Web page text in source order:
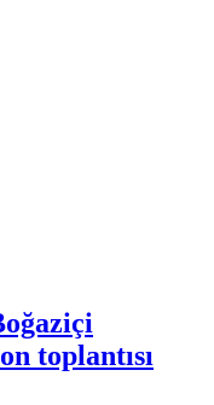
toplantısı